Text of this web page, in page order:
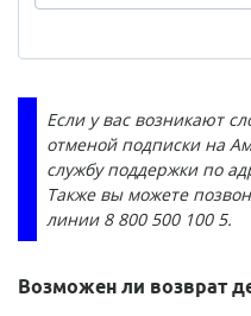
Если у вас возникают
отменой подписки на
службу поддержки по
Также вы можете
линии 8 800 500 100 5.
Возможен ли возврат